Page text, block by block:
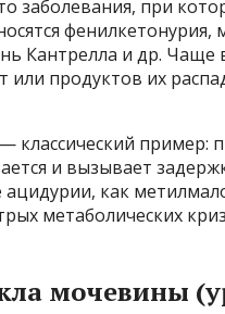
заболевания, при
Кантрелла и др.
или продуктов их
классический
и вызывает
ацидурии, как
метаболических
мочевины